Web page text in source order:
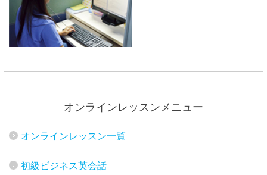
オンラインレッスンメニュー
オンラインレッスン一覧
初級ビジネス英会話